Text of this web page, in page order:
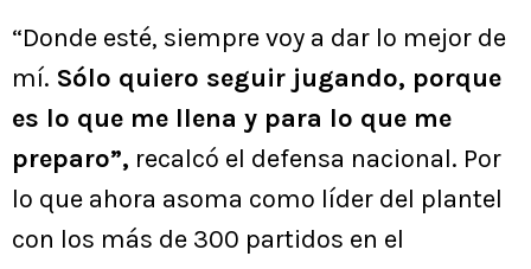
“Donde esté, siempre voy a dar lo mejor de
mí. Sólo quiero seguir jugando, porque
es lo que me llena y para lo que me
preparo”, recalcó el defensa nacional. Por
lo que ahora asoma como líder del plantel
con los más de 300 partidos en el